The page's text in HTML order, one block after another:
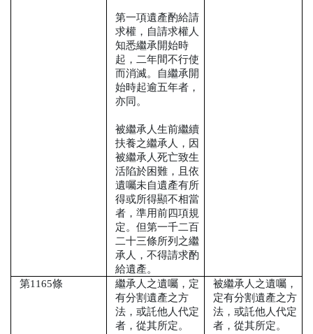
第一項遺產酌給請
求權，自請求權人
知悉繼承開始時
起，二年間不行使
而消滅。自繼承開
始時起逾五年者，
亦同。
被繼承人生前繼續
扶養之繼承人，因
被繼承人死亡致生
活陷於困難，且依
遺囑未自遺產有所
得或所得顯不相當
者，準用前四項規
定。但第一千二百
二十三條所列之繼
承人，不得請求酌
給遺產。
第1165條
繼承人之遺囑，定
有分割遺產之方
法，或託他人代定
者，從其所定。
被繼承人之遺囑，
定有分割遺產之方
法，或託他人代定
者，從其所定。